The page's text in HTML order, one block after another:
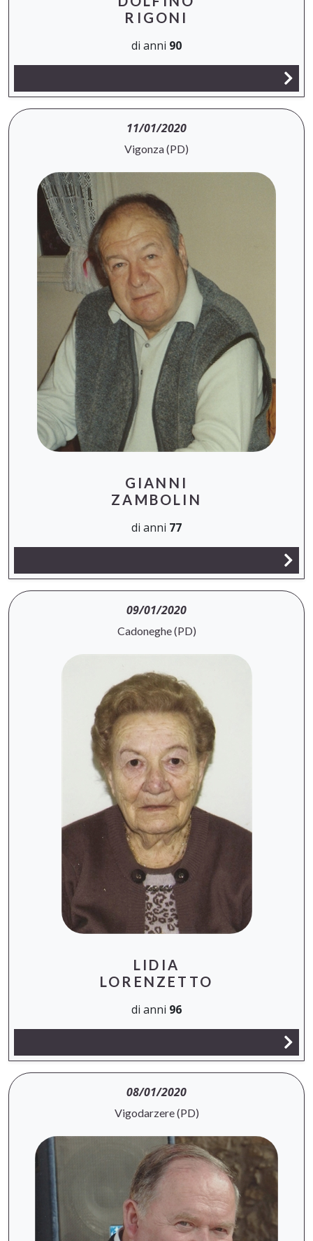
RIGONI
di anni 90
11/01/2020
Vigonza (PD)
GIANNI
ZAMBOLIN
di anni 77
09/01/2020
Cadoneghe (PD)
LIDIA
LORENZETTO
di anni 96
08/01/2020
Vigodarzere (PD)